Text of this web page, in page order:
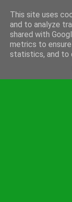
This site uses
and to analyze
shared with
metrics to
statistics, and to